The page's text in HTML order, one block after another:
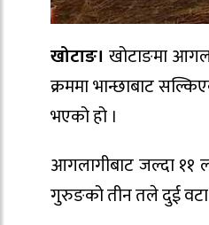
खोटाङ। खोटाङमा
क्रममा भान्छाबाट
भएको हो ।
आगलागीबाट जल्दा ११
गुरुङको तीन तले दुई वटा